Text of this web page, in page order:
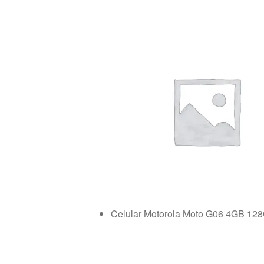
Celular Motorola Moto G06 4GB